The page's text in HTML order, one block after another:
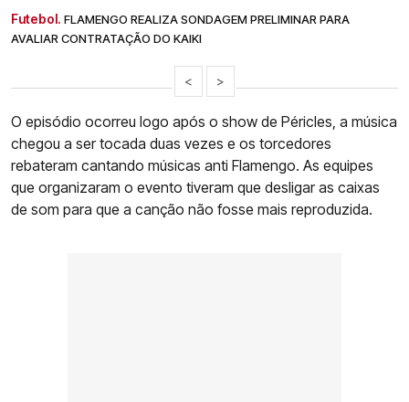
Futebol. FLAMENGO REALIZA SONDAGEM PRELIMINAR PARA
AVALIAR CONTRATAÇÃO DO KAIKI
< >
O episódio ocorreu logo após o show de Péricles, a música
chegou a ser tocada duas vezes e os torcedores
rebateram cantando músicas anti Flamengo. As equipes
que organizaram o evento tiveram que desligar as caixas
de som para que a canção não fosse mais reproduzida.